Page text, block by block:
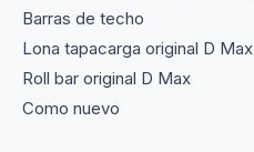
Barras de techo
Lona tapacarga original D Max
Roll bar original D Max
Como nuevo